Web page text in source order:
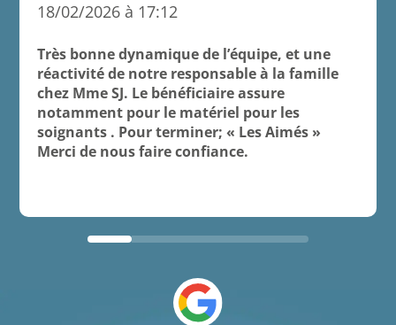
18/02/2026 à 17:12
Très bonne dynamique de l’équipe, et une
réactivité de notre responsable à la famille
chez Mme SJ. Le bénéficiaire assure
notamment pour le matériel pour les
soignants . Pour terminer; « Les Aimés »
Merci de nous faire confiance.